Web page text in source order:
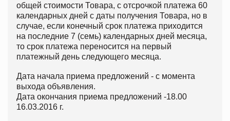
общей стоимости Товара, с отсрочкой платежа 60
календарных дней с даты получения Товара, но в
случае, если конечный срок платежа приходится
на последние 7 (семь) календарных дней месяца,
то срок платежа переносится на первый
платежный день следующего месяца.
Дата начала приема предложений - с момента
выхода объявления.
Дата окончания приема предложений -18.00
16.03.2016 г.